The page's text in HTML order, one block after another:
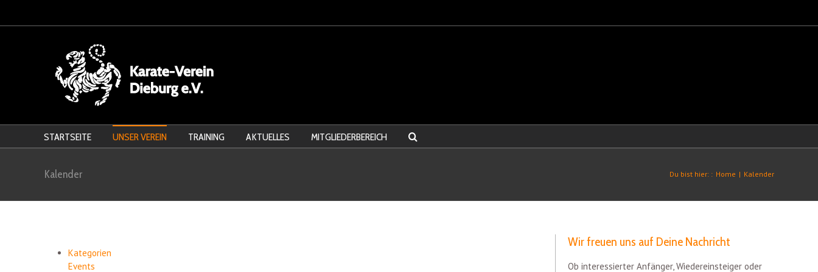
STARTSEITE UNSER VEREIN TRAINING AKTUELLES MITGLIEDERBEREICH
Kalender Du bist hier: : Home | Kalender
Kategorien
Events
Wir freuen uns auf Deine Nachricht
Ob interessierter Anfänger, Wiedereinsteiger oder